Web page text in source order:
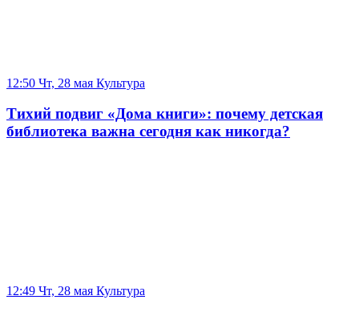
12:50 Чт, 28 мая Культура
Тихий подвиг «Дома книги»: почему детская
библиотека важна сегодня как никогда?
12:49 Чт, 28 мая Культура